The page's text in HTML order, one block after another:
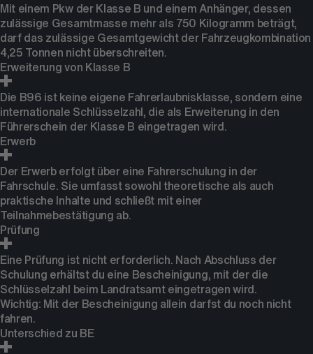
Mit einem Pkw der Klasse B und einem Anhänger, dessen
zulässige Gesamtmasse mehr als 750 Kilogramm beträgt,
darf das zulässige Gesamtgewicht der Fahrzeugkombination
4,25 Tonnen nicht überschreiten.
Erweiterung von Klasse B
Die B96 ist keine eigene Fahrerlaubnisklasse, sondern eine
internationale Schlüsselzahl, die als Erweiterung in den
Führerschein der Klasse B eingetragen wird.
Erwerb
Der Erwerb erfolgt über eine Fahrerschulung in der
Fahrschule. Sie umfasst sowohl theoretische als auch
praktische Inhalte und schließt mit einer
Teilnahmebestätigung ab.
Prüfung
Eine Prüfung ist nicht erforderlich. Nach Abschluss der
Schulung erhältst du eine Bescheinigung, mit der die
Schlüsselzahl beim Landratsamt eingetragen wird.
Wichtig: Mit der Bescheinigung allein darfst du noch nicht
fahren.
Unterschied zu BE